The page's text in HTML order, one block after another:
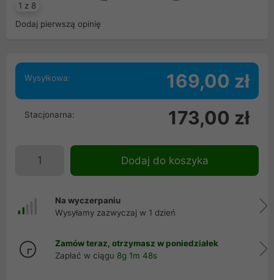
1 z 8
Dodaj pierwszą opinię
Wysyłkowa: 169,00 zł
Stacjonarna: 173,00 zł
Dodaj do koszyka
Na wyczerpaniu
Wysyłamy zazwyczaj w 1 dzień
Zamów teraz, otrzymasz w poniedziałek
Zapłać w ciągu 8g 1m 48s